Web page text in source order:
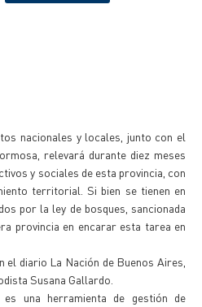
nacionales y locales, junto con el
relevará durante diez meses
y sociales de esta provincia, con
territorial. Si bien se tienen en
por la ley de bosques, sancionada
provincia en encarar esta tarea en
el diario La Nación de Buenos Aires,
Susana Gallardo.
una herramienta de gestión de